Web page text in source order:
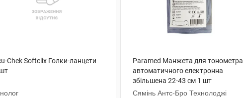
Chek Softclix Голки-ланцети
Paramed Манжета для тонометра
автоматичного електронна
збільшена 22-43 см 1 шт
Сямінь Антс-Бро Технолоджі